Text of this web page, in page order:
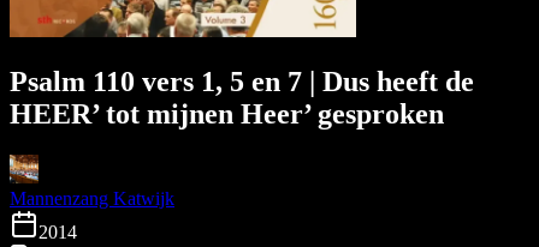
Psalm 110 vers 1, 5 en 7 | Dus heeft de
HEER’ tot mijnen Heer’ gesproken
Mannenzang Katwijk
2014